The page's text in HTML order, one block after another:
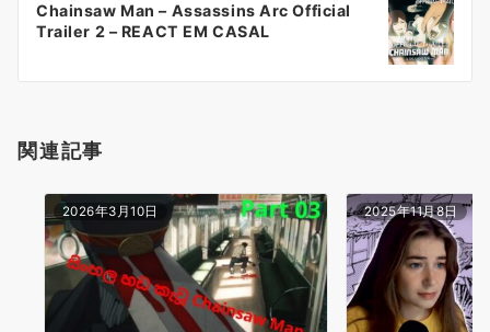
ン
Chainsaw Man – Assassins Arc Official
Trailer 2 – REACT EM CASAL
関連記事
2026年3月10日 2025年11月8日